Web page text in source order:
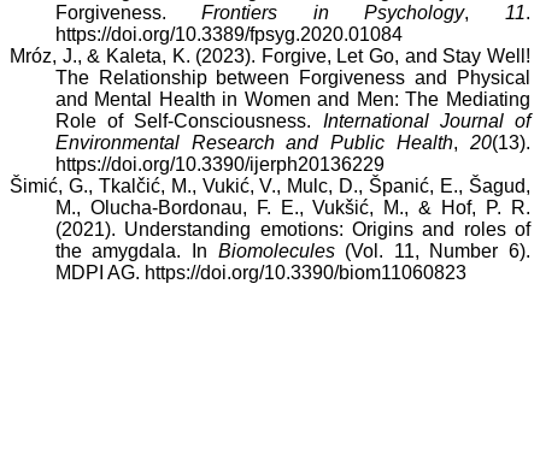
Forgiveness.Frontiers in Psychology, 11.
https://doi.org/10.3389/fpsyg.2020.01084
Mróz, J., & Kaleta, K. (2023). Forgive, Let Go, and Stay Well!
The Relationship between Forgiveness and Physical
and Mental Health in Women and Men: The Mediating
Role of Self-Consciousness. International Journal of
Environmental Research and Public Health, 20(13).
https://doi.org/10.3390/ijerph20136229
Šimić, G., Tkalčić, M., Vukić, V., Mulc, D., Španić, E., Šagud,
M., Olucha-Bordonau, F. E., Vukšić, M., & Hof, P. R.
(2021). Understanding emotions: Origins and roles of
the amygdala. In Biomolecules(Vol. 11, Number 6).
MDPI AG. https://doi.org/10.3390/biom11060823